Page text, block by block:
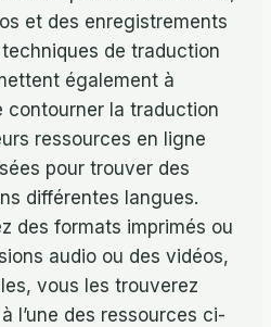
et des enregistrements
de traduction
également à
contourner la traduction
ressources en ligne
pour trouver des
différentes langues.
des formats imprimés ou
audio ou des vidéos,
vous les trouverez
l’une des ressources ci-